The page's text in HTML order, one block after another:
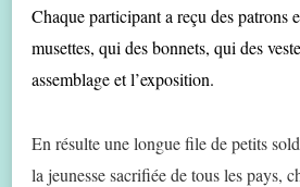
Chaque participant a reçu des patrons
musettes, qui des bonnets, qui des
assemblage et l’exposition.
En résulte une longue file de petits
la jeunesse sacrifiée de tous les pays,